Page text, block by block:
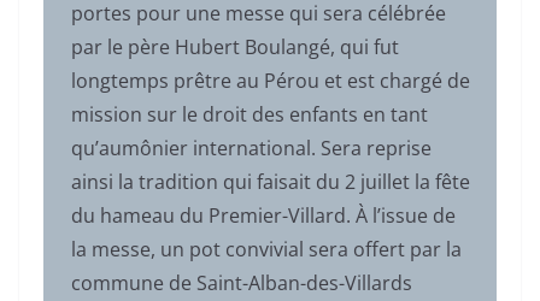
portes pour une messe qui sera célébrée
par le père Hubert Boulangé, qui fut
longtemps prêtre au Pérou et est chargé de
mission sur le droit des enfants en tant
qu’aumônier international. Sera reprise
ainsi la tradition qui faisait du 2 juillet la fête
du hameau du Premier-Villard. À l’issue de
la messe, un pot convivial sera offert par la
commune de Saint-Alban-des-Villards